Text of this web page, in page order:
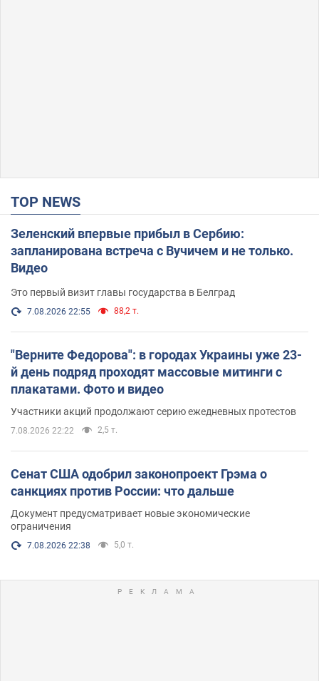
TOP NEWS
Зеленский впервые прибыл в Сербию:
запланирована встреча с Вучичем и не только.
Видео
Это первый визит главы государства в Белград
7.08.2026 22:55 88,2 т.
"Верните Федорова": в городах Украины уже 23-
й день подряд проходят массовые митинги с
плакатами. Фото и видео
Участники акций продолжают серию ежедневных протестов
7.08.2026 22:22 2,5 т.
Сенат США одобрил законопроект Грэма о
санкциях против России: что дальше
Документ предусматривает новые экономические
ограничения
7.08.2026 22:38 5,0 т.